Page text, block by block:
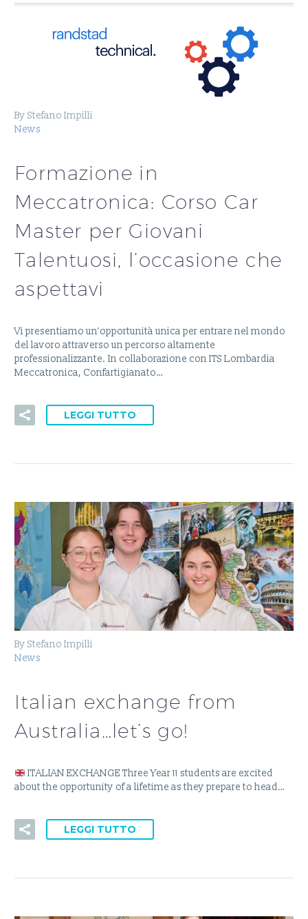
By Stefano Impilli
News
Formazione in
Meccatronica: Corso Car
Master per Giovani
Talentuosi, l’occasione che
aspettavi
Vi presentiamo un’opportunità unica per entrare nel mondo
del lavoro attraverso un percorso altamente
professionalizzante. In collaborazione con ITS Lombardia
Meccatronica, Confartigianato…
LEGGI TUTTO
By Stefano Impilli
News
Italian exchange from
Australia…let’s go!
ITALIAN EXCHANGE Three Year 11 students are excited
about the opportunity of a lifetime as they prepare to head…
LEGGI TUTTO